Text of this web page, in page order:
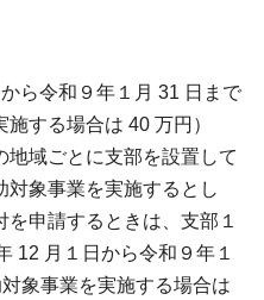
ら令和９年１月 31 日まで
する場合は 40 万円）
地域ごとに支部を設置して
対象事業を実施するとし
申請するときは、支部１
12 月１日から令和９年１
象事業を実施する場合は